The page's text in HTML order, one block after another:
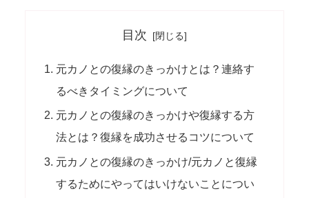
目次
元カノとの復縁のきっかけとは？連絡す
るべきタイミングについて
元カノとの復縁のきっかけや復縁する方
法とは？復縁を成功させるコツについて
元カノとの復縁のきっかけ/元カノと復縁
するためにやってはいけないことについ